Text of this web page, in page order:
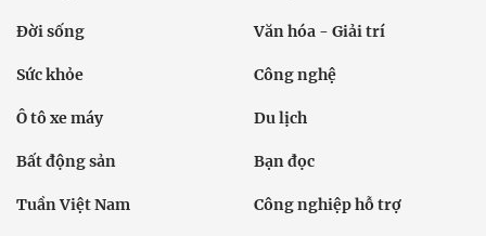
Đời sống Văn hóa - Giải trí
Sức khỏe Công nghệ
Ô tô xe máy Du lịch
Bất động sản Bạn đọc
Tuần Việt Nam Công nghiệp hỗ trợ